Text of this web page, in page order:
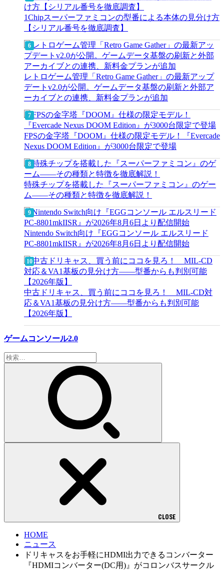
1Chipスーパーファミコンの型番による本体の見分け方
【シリアル番号を徹底調査】
レトロゲーム管理「Retro Game Gather」の最新アップ
デートv2.0が公開。ゲームデータ基盤の刷新と外部ア
ーカイブとの連携、新料金プランが追加
FPSの金字塔『DOOM』仕様の限定モデル！『Evercade
Nexus DOOM Edition』が3000台限定で登場
特殊チップを搭載した『スーパーファミコン』のゲー
ム――その種類と特徴を徹底解説！
Nintendo Switch向け『EGGコンソール エルスリード
PC-8801mkIISR』が2026年8月6日より配信開始
中古ドリキャス、買う前にココを見ろ！ MIL-CD対
応＆VA1基板の見分け方——型番からも判別可能
【2026年版】
ゲームコンソール2.0
検
索:
CLOSE
HOME
ニュース
ドリキャスをお手軽にHDMI出力できるコンバーター
『HDMIコンバーター(DC用)』がコロンバスサークル